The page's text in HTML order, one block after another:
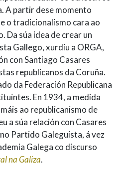
A partir dese momento
o tradicionalismo cara ao
Da súa idea de crear un
Gallego, xurdiu a ORGA,
con Santiago Casares
republicanos da Coruña.
da Federación Republicana
En 1934, a medida
ao republicanismo de
a súa relación con Casares
Partido Galeguista, á vez
Galega co discurso
na Galiza.